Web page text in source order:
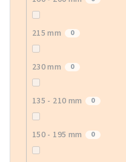
215 mm 0
230 mm 0
135 - 210 mm 0
150 - 195 mm 0